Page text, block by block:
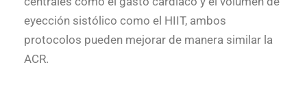
eyección sistólico como el HIIT, ambos
protocolos pueden mejorar de manera similar la
ACR.